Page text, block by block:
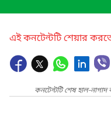
এই কনটেন্টটি শেয়ার
কনটেন্টটি শেষ হাল-